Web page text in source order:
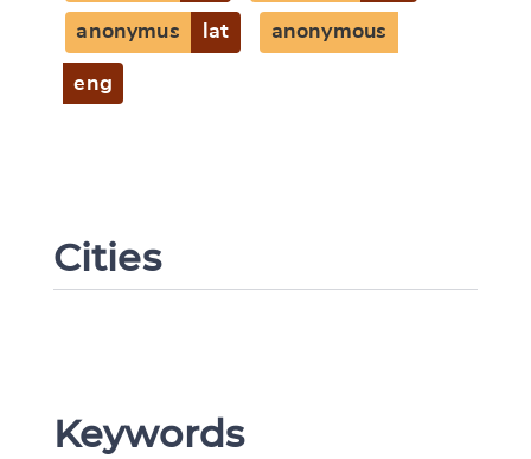
anonymus lat anonymous
eng
Cities
Keywords